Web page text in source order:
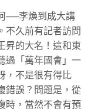
──李煥到成大講
不久前有記者訪問
昇的大名！這和東
過「萬年國會」一
，不是很有得比
錯誤？問題是，從
時，當然不會有預